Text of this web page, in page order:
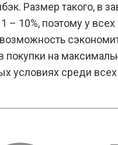
Размер такого, в
– 10%, поэтому у
на
условиях среди всех